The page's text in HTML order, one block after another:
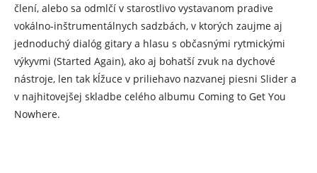
člení, alebo sa odmlčí v starostlivo vystavanom pradive
vokálno-inštrumentálnych sadzbách, v ktorých zaujme aj
jednoduchý dialóg gitary a hlasu s občasnými rytmickými
výkyvmi (Started Again), ako aj bohatší zvuk na dychové
nástroje, len tak kĺžuce v priliehavo nazvanej piesni Slider a
v najhitovejšej skladbe celého albumu Coming to Get You
Nowhere.